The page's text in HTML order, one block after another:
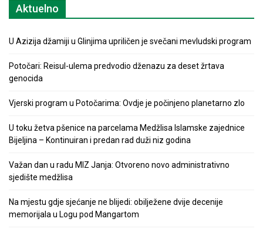
Aktuelno
U Azizija džamiji u Glinjima upriličen je svečani mevludski program
Potočari: Reisul-ulema predvodio dženazu za deset žrtava
genocida
Vjerski program u Potočarima: Ovdje je počinjeno planetarno zlo
U toku žetva pšenice na parcelama Medžlisa Islamske zajednice
Bijeljina – Kontinuiran i predan rad duži niz godina
Važan dan u radu MIZ Janja: Otvoreno novo administrativno
sjedište medžlisa
Na mjestu gdje sjećanje ne blijedi: obilježene dvije decenije
memorijala u Logu pod Mangartom